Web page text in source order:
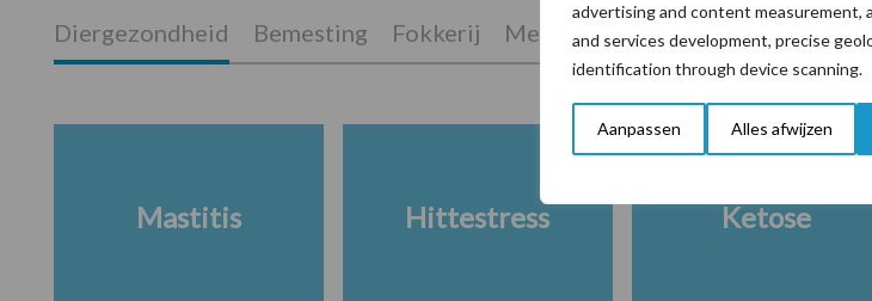
advertising and content measurement,
and services development, precise
identification through device scanning.
Aanpassen Alles afwijzen
Diergezondheid Bemesting Fokkerij Melkveebedrijf Veevoer Wet
Mastitis Hittestress Ketose